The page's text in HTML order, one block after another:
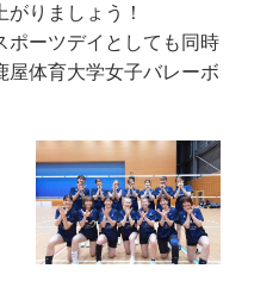
りましょう！
ポーツデイとしても同時
屋体育大学女子バレーボ